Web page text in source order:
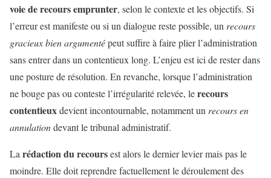
voie de recours emprunter, selon le contexte et les objectifs. Si
l’erreur est manifeste ou si un dialogue reste possible, unrecours
gracieux bien argumentépeut suffire à faire plier l’administration
sans entrer dans un contentieux long. L’enjeu est ici de rester dans
une posture de résolution. En revanche, lorsque l’administration
ne bouge pas ou conteste l’irrégularité relevée, lerecours
contentieuxdevient incontournable, notamment unrecours en
annulationdevant le tribunal administratif.
Larédaction du recoursest alors le dernier levier mais pas le
moindre. Elle doit reprendre factuellement le déroulement des